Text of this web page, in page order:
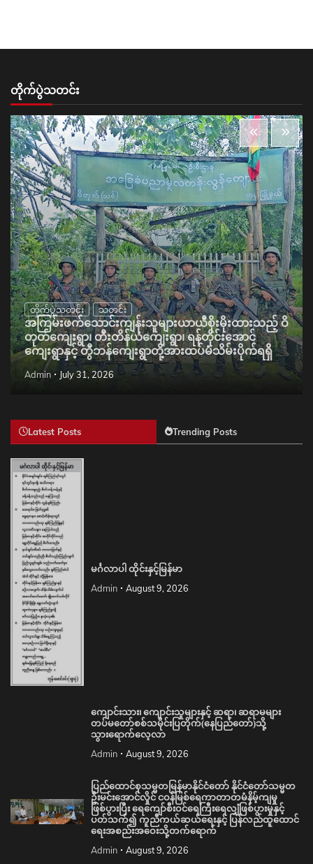
တိုက်ပွဲသတင်း
တိုက်ပွဲသတင်း သတင်း
အကြမ်းဖက်သောင်းကျန်းသူများယာယီစိုးမိုးထားသည့် ဝိ
တုတ်ကျေးရွာ၊ တီးတိန်ယံကျေးရွာ၊ ရန်တိုင်းအောင်
ကျေးရွာနှင့် တွီဘန်ကျေးရွာတို့အားထပ်မံသိမ်းပိုက်ရရှိ
Admin July 31, 2026
Latest Posts Trending Posts
မင်္ဂလာပါ ထိုင်းနှင့်မြန်မာ
Admin August 9, 2026
ကျောင်းသား၊ ကျောင်းသူများနှင့် ဆရာ၊ ဆရာမများ
တပ်မတော်စစ်သမိုင်းပြတိုက်(နေပြည်တော်)သို့
သွားရောက်လေ့လာ
Admin August 9, 2026
ပြည်ထောင်စုသမ္မတမြန်မာနိုင်ငံတော် နိုင်ငံတော်သမ္မတ
ဦးမင်းအောင်လှိုင် ငဝန်မြစ်ရေကာတာတမံနိမ့်ကျမှု
ဖြစ်ပွားပြီး ရေကျော်စီးဝင်ရေကြီးရေလျှံဖြစ်ပွားမှုနှင့်
ပတ်သက်၍ ကူညီကယ်ဆယ်ရေးနှင့် ပြန်လည်ထူထောင်
ရေးအစည်းအဝေးသို့တက်ရောက်
Admin August 9, 2026